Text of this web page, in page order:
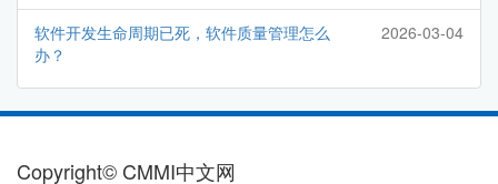
软件开发生命周期已死，软件质量管理怎么
办？
2026-03-04
Copyright© CMMI中文网